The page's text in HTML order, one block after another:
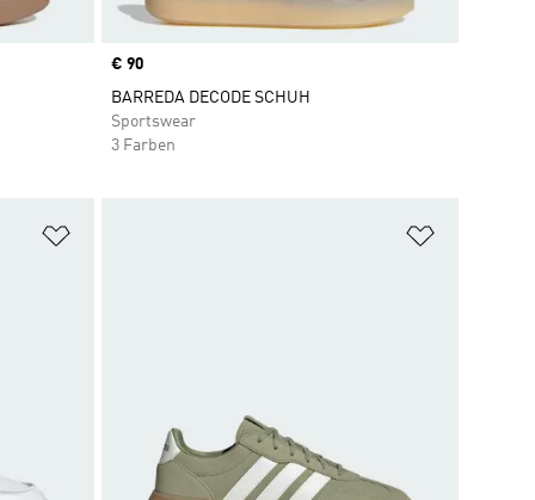
Price
€ 90
BARREDA DECODE SCHUH
Sportswear
3 Farben